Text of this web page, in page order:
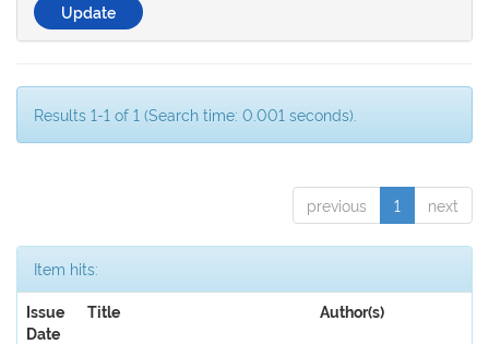
Results 1-1 of 1 (Search time: 0.001 seconds).
previous 1 next
Item hits:
Issue
Date
Title Author(s)